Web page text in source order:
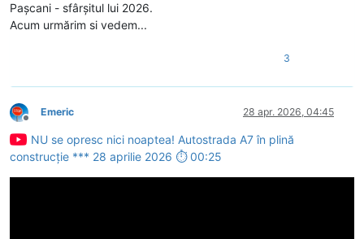
Pașcani - sfârșitul lui 2026.
Acum urmărim si vedem...
3
Deconectat
Emeric 28 apr. 2026, 04:45
NU se opresc nici noaptea! Autostrada A7 în plină
construcție *** 28 aprilie 2026 ⏱ 00:25